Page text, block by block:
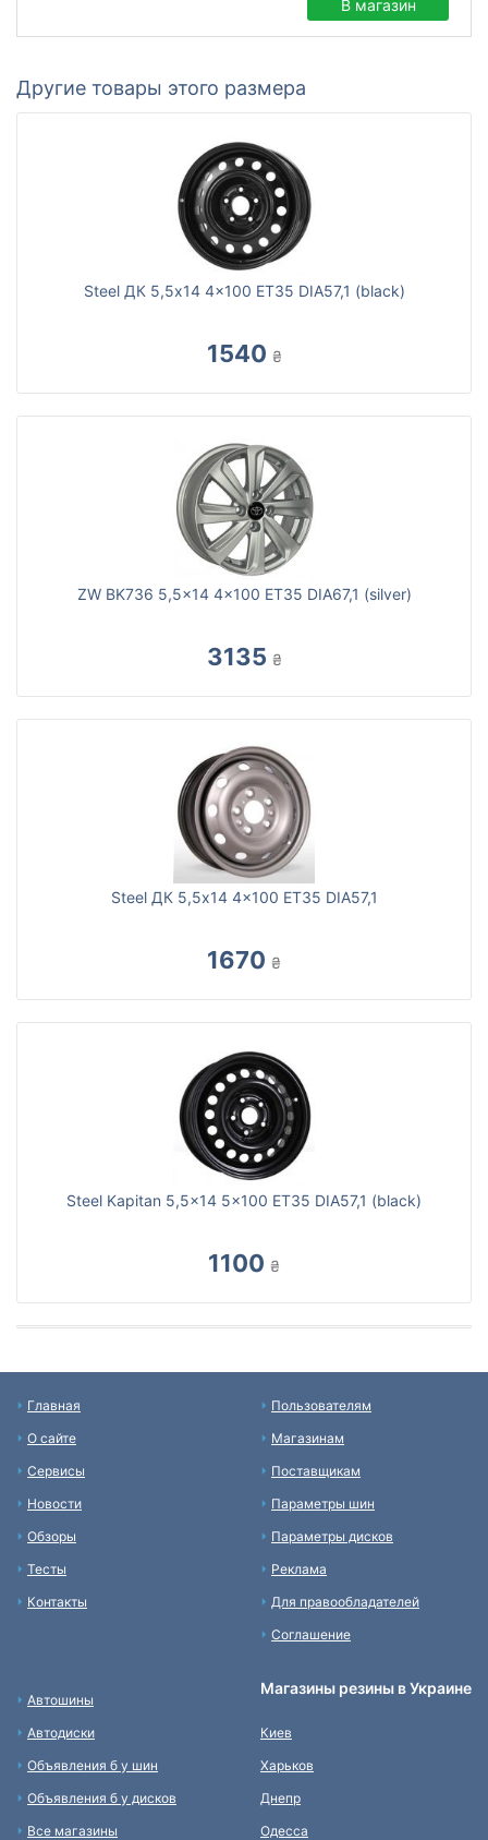
В магазин
Другие товары этого размера
Steel ДК 5,5x14 4x100 ET35 DIA57,1 (black)
1540 ₴
ZW BK736 5,5x14 4x100 ET35 DIA67,1 (silver)
3135 ₴
Steel ДК 5,5x14 4x100 ET35 DIA57,1
1670 ₴
Steel Kapitan 5,5x14 5x100 ET35 DIA57,1 (black)
1100 ₴
Главная
О сайте
Сервисы
Новости
Обзоры
Тесты
Контакты
Пользователям
Магазинам
Поставщикам
Параметры шин
Параметры дисков
Реклама
Для правообладателей
Соглашение
Автошины
Автодиски
Объявления б у шин
Объявления б у дисков
Все магазины
Магазины резины в Украине
Киев
Харьков
Днепр
Одесса